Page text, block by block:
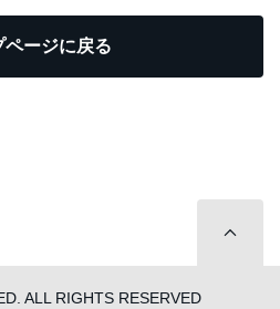
ページに戻る
ALL RIGHTS RESERVED